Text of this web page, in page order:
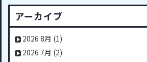
アーカイブ
2026 8月 (1)
2026 7月 (2)